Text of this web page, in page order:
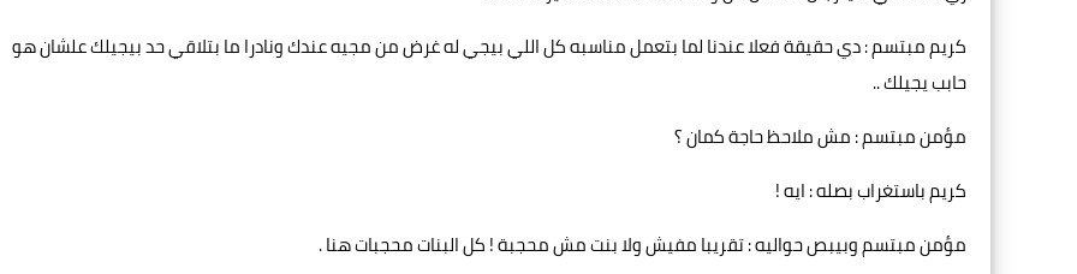
كريم مبتسم : دي حقيقة فعلا عندنا لما بتعمل مناسبه كل اللي بيجي له غرض من مجيه عندك ونادرا ما بتلاقي حد بيجيلك علشان هو
حابب يجيلك ..
مؤمن مبتسم : مش ملاحظ حاجة كمان ؟
كريم باستغراب بصله : ايه !
مؤمن مبتسم وبيبص حواليه : تقريبا مفيش ولا بنت مش محجبة ! كل البنات محجبات هنا .